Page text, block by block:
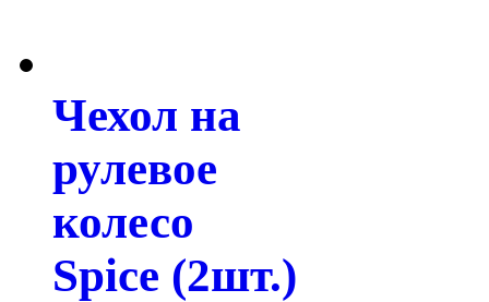
Чехол на
рулевое
колесо
Spice (2шт.)